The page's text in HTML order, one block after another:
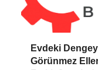
Evdeki
Görünmez